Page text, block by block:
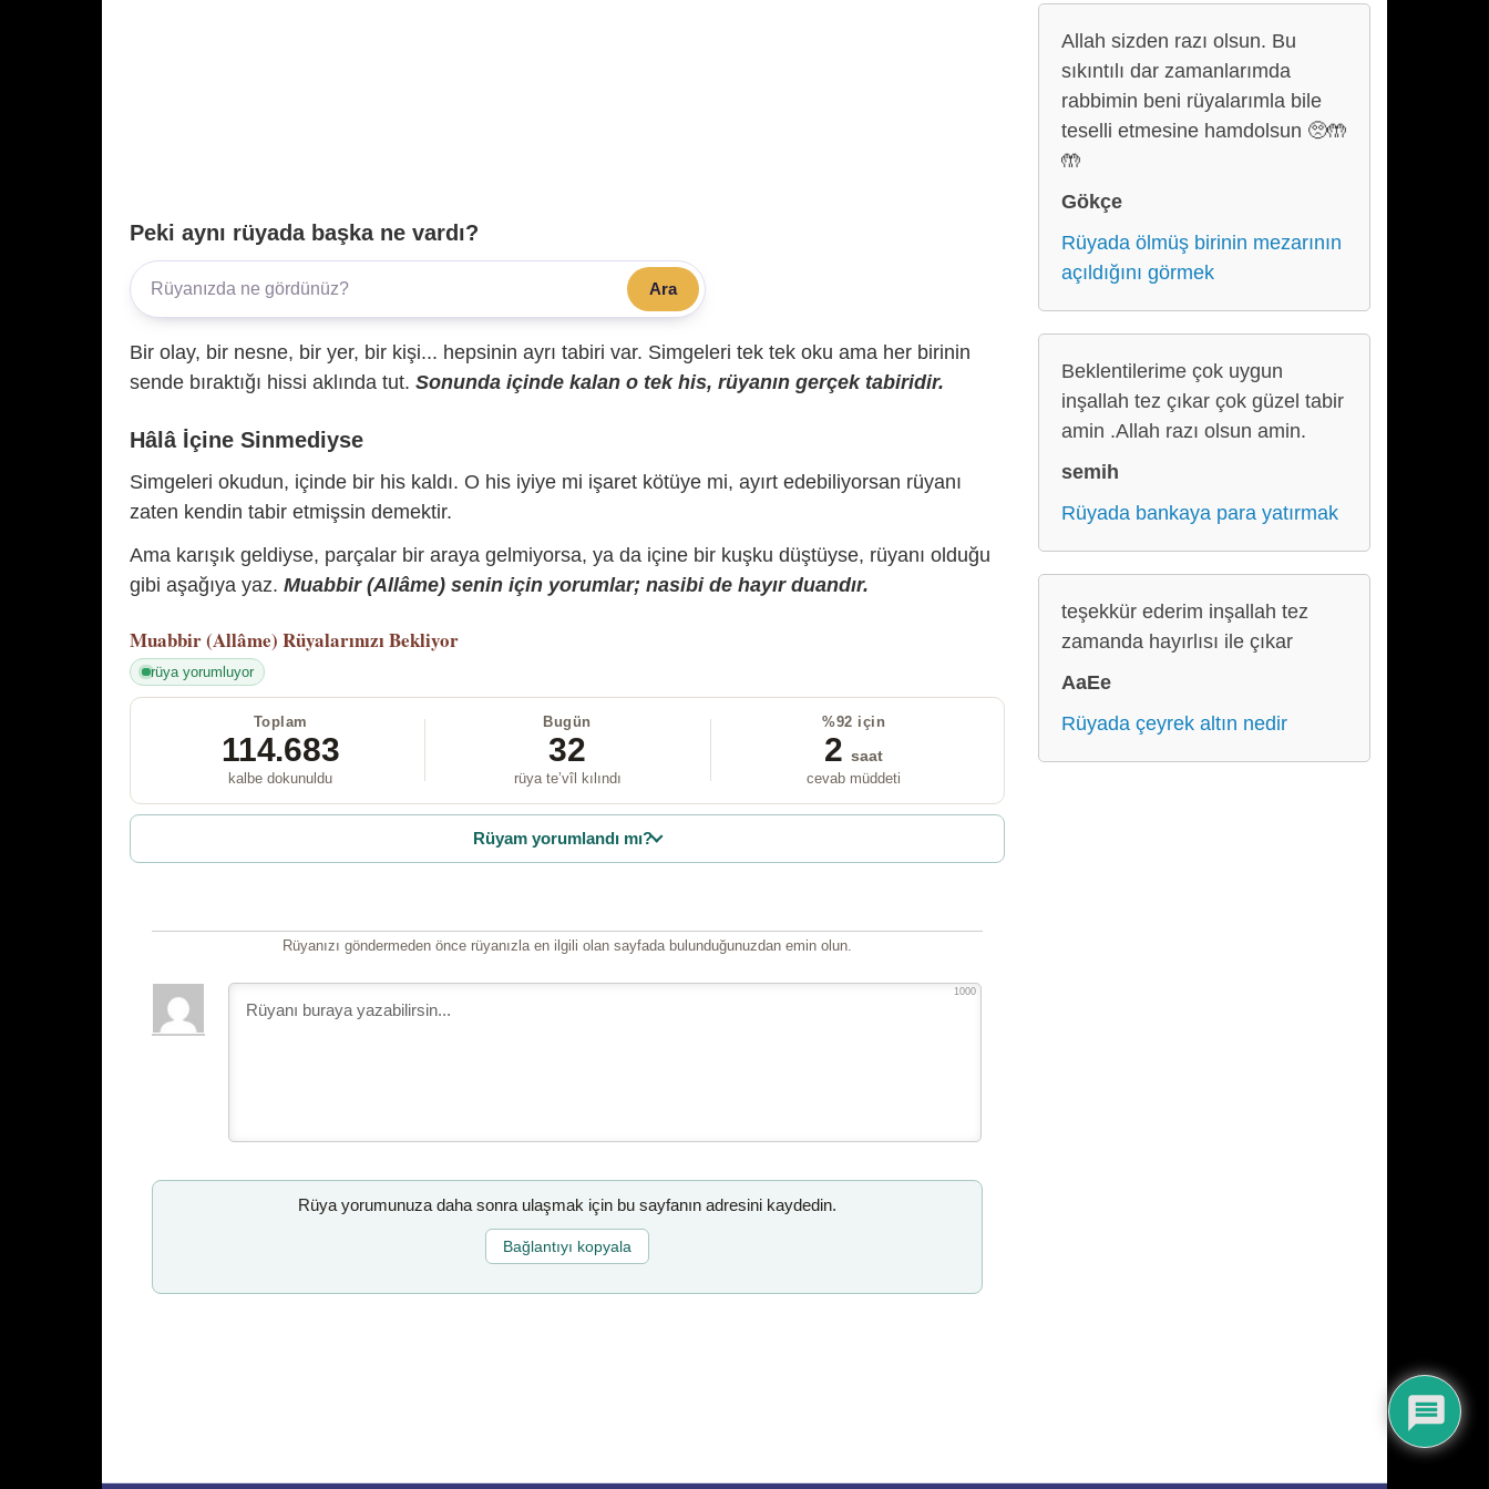
Peki aynı rüyada başka ne vardı?
Ara
Bir olay, bir nesne, bir yer, bir kişi... hepsinin ayrı tabiri var. Simgeleri tek tek oku ama her birinin
sende bıraktığı hissi aklında tut. Sonunda içinde kalan o tek his, rüyanın gerçek tabiridir.
Hâlâ İçine Sinmediyse
Simgeleri okudun, içinde bir his kaldı. O his iyiye mi işaret kötüye mi, ayırt edebiliyorsan rüyanı
zaten kendin tabir etmişsin demektir.
Ama karışık geldiyse, parçalar bir araya gelmiyorsa, ya da içine bir kuşku düştüyse, rüyanı olduğu
gibi aşağıya yaz. Muabbir (Allâme) senin için yorumlar; nasibi de hayır duandır.
Muabbir (Allâme) Rüyalarınızı Bekliyor
rüya yorumluyor
Toplam
114.683
kalbe dokunuldu
Bugün
32
rüya te’vîl kılındı
%92 için
2 saat
cevab müddeti
Rüyam yorumlandı mı?
Rüyanızı göndermeden önce rüyanızla en ilgili olan sayfada bulunduğunuzdan emin olun.
1000
Rüya yorumunuza daha sonra ulaşmak için bu sayfanın adresini kaydedin.
Bağlantıyı kopyala
Allah sizden razı olsun. Bu
sıkıntılı dar zamanlarımda
rabbimin beni rüyalarımla bile
teselli etmesine hamdolsun 🥺🤲
🤲
Gökçe
Rüyada ölmüş birinin mezarının
açıldığını görmek
Beklentilerime çok uygun
inşallah tez çıkar çok güzel tabir
amin .Allah razı olsun amin.
semih
Rüyada bankaya para yatırmak
teşekkür ederim inşallah tez
zamanda hayırlısı ile çıkar
AaEe
Rüyada çeyrek altın nedir